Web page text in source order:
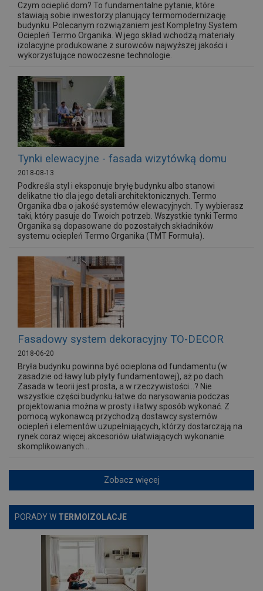
Czym ocieplić dom? To fundamentalne pytanie, które
stawiają sobie inwestorzy planujący termomodernizację
budynku. Polecanym rozwiązaniem jest Kompletny System
Ociepleń Termo Organika. W jego skład wchodzą materiały
izolacyjne produkowane z surowców najwyższej jakości i
wykorzystujące nowoczesne technologie.
Tynki elewacyjne - fasada wizytówką domu
2018-08-13
Podkreśla styl i eksponuje bryłę budynku albo stanowi
delikatne tło dla jego detali architektonicznych. Termo
Organika dba o jakość systemów elewacyjnych. Ty wybierasz
taki, który pasuje do Twoich potrzeb. Wszystkie tynki Termo
Organika są dopasowane do pozostałych składników
systemu ociepleń Termo Organika (TMT Formuła).
Fasadowy system dekoracyjny TO-DECOR
2018-06-20
Bryła budynku powinna być ocieplona od fundamentu (w
zasadzie od ławy lub płyty fundamentowej), aż po dach.
Zasada w teorii jest prosta, a w rzeczywistości…? Nie
wszystkie części budynku łatwe do narysowania podczas
projektowania można w prosty i łatwy sposób wykonać. Z
pomocą wykonawcą przychodzą dostawcy systemów
ociepleń i elementów uzupełniających, którzy dostarczają na
rynek coraz więcej akcesoriów ułatwiających wykonanie
skomplikowanych...
Zobacz więcej
PORADY W TERMOIZOLACJE